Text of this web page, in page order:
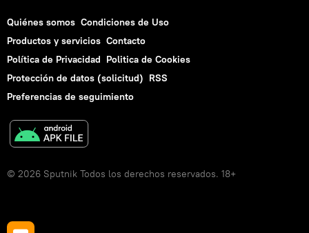
Quiénes somos Condiciones de Uso
Productos y servicios Contacto
Política de Privacidad Politica de Cookies
Protección de datos (solicitud) RSS
Preferencias de seguimiento
© 2026 Sputnik Todos los derechos reservados. 18+